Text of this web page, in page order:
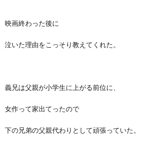
映画終わった後に
泣いた理由をこっそり教えてくれた。
義兄は父親が小学生に上がる前位に、
女作って家出てったので
下の兄弟の父親代わりとして頑張っていた。